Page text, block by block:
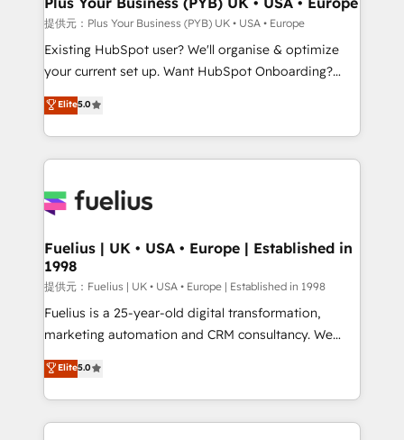
enterprise and growth-led companies across
technology, professional services, financial services
and industrial sectors. Offices in Johannesburg, Cape
implementations delivered. AI visibility coverage
across ChatGPT, Claude, Perplexity, Gemini and
Innovation HubSpot Impact Award - Platform
Migration Excellence HubSpot Impact Award -
professionals.
提供元：Plus Your Business (PYB) UK • USA • Europe
Existing HubSpot user? We'll organise & optimize
your current set up. Want HubSpot Onboarding?
We'll customise your CRM & automate your business
processes. Welcome to our Profile! We can help
with... • CRM implementation, reports & workflows,
and team training • CRM migration: Salesforce,
Custom API integrations A little about us... • Boutique
for Sales Hub, Marketing Hub, Service Hub, Data
Hub and Website (CMS) • ISO/IEC 27001:2022, ISO
9001:2015 and now... ISO 42001: 2023 certified •
Exclusive AI 'GuardHub' governance framework,
based on ISO 42001 - helping you 'organise
👈 '𝗖𝗼𝗻𝘁𝗮𝗰𝘁 𝗯𝘂𝘀𝗶𝗻𝗲𝘀𝘀' button to get in touch
(𝘸𝘦'𝘳𝘦 𝘴𝘶𝘱𝘦𝘳 𝘳𝘦𝘴𝘱𝘰𝘯𝘴𝘪𝘷𝘦)
Elite5.0
Fuelius | UK • USA • Europe | Established in
1998
提供元：Fuelius | UK • USA • Europe | Established in 1998
Fuelius is a 25-year-old digital transformation,
marketing automation and CRM consultancy. We
enable mid-market and enterprise clients to
maximise their return from digital and fuel their
growth. We modernise platforms, streamline
operations that are causing inefficiencies, improve
Elite5.0